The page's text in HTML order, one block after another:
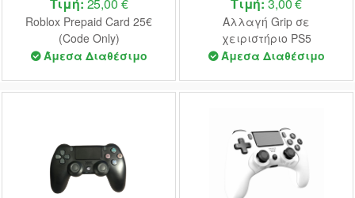
Roblox Prepaid Card 25€
(Code Only)
Άμεσα Διαθέσιμο
Αλλαγή Grip σε
χειριστήριο PS5
Άμεσα Διαθέσιμο